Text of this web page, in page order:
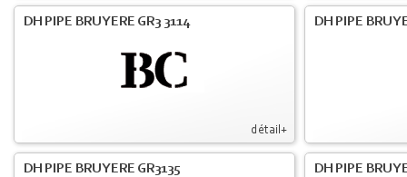
détail+
DH PIPE BRUYERE GR3 3114 DH PIPE
DH PIPE BRUYERE GR3135 DH PIPE